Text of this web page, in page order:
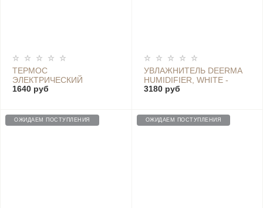
ТЕРМОС
ЭЛЕКТРИЧЕСКИЙ
DEERMA PORTABLE
1640 руб
УВЛАЖНИТЕЛЬ DEERMA
HUMIDIFIER, WHITE -
DEM-F800
3180 руб
ОЖИДАЕМ ПОСТУПЛЕНИЯ ОЖИДАЕМ ПОСТУПЛЕНИЯ